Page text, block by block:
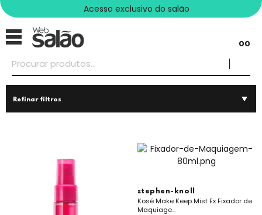
Acesso exclusivo do salão
00
Refinar filtros
stephen-knoll
Kosé Make Keep Mist Ex Fixador de
Maquiage...